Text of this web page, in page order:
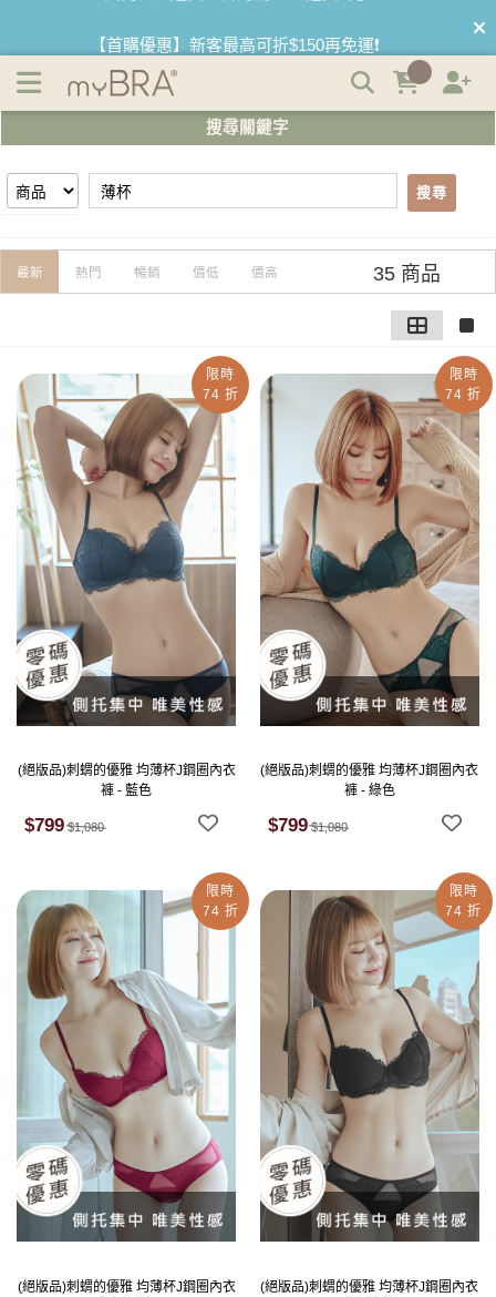
【夏日滿額贈】把衣物壓縮收納袋回家 🌞
【父親節快樂】男內褲5件$999🧔
搜尋關鍵字
搜尋
最新 熱門 暢銷 價低 價高 35 商品
限時
74 折
(絕版品)刺蝟的優雅 均薄杯J鋼圈內衣
褲 - 藍色
$799 $1,080
限時
74 折
(絕版品)刺蝟的優雅 均薄杯J鋼圈內衣
褲 - 綠色
$799 $1,080
限時
74 折
(絕版品)刺蝟的優雅 均薄杯J鋼圈內衣
限時
74 折
(絕版品)刺蝟的優雅 均薄杯J鋼圈內衣